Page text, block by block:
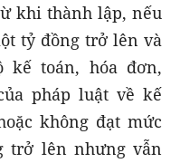
khi thành lập, nếu
tỷ đồng trở lên và
kế toán, hóa đơn,
pháp luật về kế
không đạt mức
trở lên nhưng vẫn